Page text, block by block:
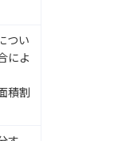
つい
によ
積割